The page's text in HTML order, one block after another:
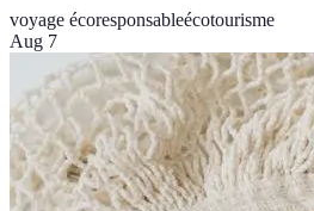
voyage écoresponsableécotourisme
Aug 7